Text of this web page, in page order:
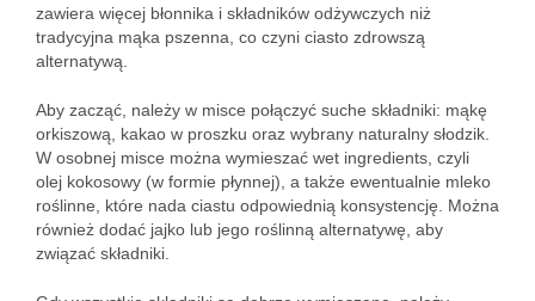
zawiera więcej błonnika i składników odżywczych niż
tradycyjna mąka pszenna, co czyni ciasto zdrowszą
alternatywą.
Aby zacząć, należy w misce połączyć suche składniki: mąkę
orkiszową, kakao w proszku oraz wybrany naturalny słodzik.
W osobnej misce można wymieszać wet ingredients, czyli
olej kokosowy (w formie płynnej), a także ewentualnie mleko
roślinne, które nada ciastu odpowiednią konsystencję. Można
również dodać jajko lub jego roślinną alternatywę, aby
związać składniki.